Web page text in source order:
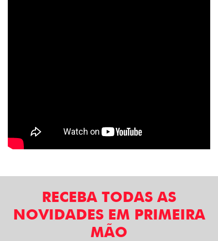
RECEBA TODAS AS
NOVIDADES EM PRIMEIRA
MÃO